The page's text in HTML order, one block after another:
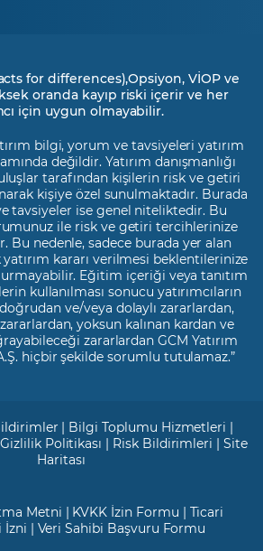
for differences),Opsiyon, VİOP ve
oranda kayıp riski içerir ve her
için uygun olmayabilir.
bilgi, yorum ve tavsiyeleri yatırım
değildir. Yatırım danışmanlığı
tarafından kişilerin risk ve getiri
kişiye özel sunulmaktadır. Burada
tavsiyeler ise genel niteliktedir. Bu
ile risk ve getiri tercihlerinize
Bu nedenle, sadece burada yer alan
kararı verilmesi beklentilerinize
Eğitim içeriği veya tanıtım
kullanılması sonucu yatırımcıların
ve/veya dolaylı zararlardan,
yoksun kalınan kardan ve
zararlardan GCM Yatırım
hiçbir şekilde sorumlu tutulamaz.”
| Bilgi Toplumu Hizmetleri |
Gizlilik Politikası | Risk Bildirimleri |Site
Haritası
Metni | KVKK İzin Formu | Ticari
İzni | Veri Sahibi Başvuru Formu